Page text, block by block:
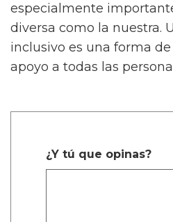
especialmente
diversa como la nuestra.
inclusivo es una forma
apoyo a todas las
¿Y tú que opinas?